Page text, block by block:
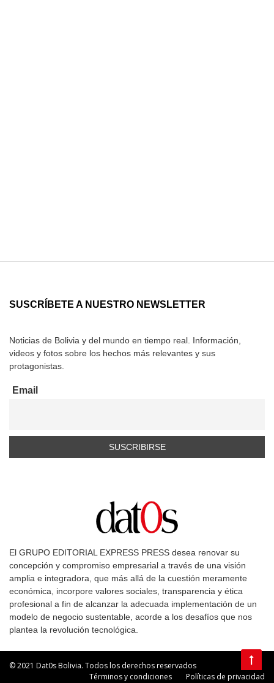
SUSCRÍBETE A NUESTRO NEWSLETTER
Noticias de Bolivia y del mundo en tiempo real. Información,
videos y fotos sobre los hechos más relevantes y sus
protagonistas.
Email
El GRUPO EDITORIAL EXPRESS PRESS desea renovar su
concepción y compromiso empresarial a través de una visión
amplia e integradora, que más allá de la cuestión meramente
económica, incorpore valores sociales, transparencia y ética
profesional a fin de alcanzar la adecuada implementación de un
modelo de negocio sustentable, acorde a los desafíos que nos
plantea la revolución tecnológica.
© 2021 Dat0s Bolivia. Todos los derechos reservados
Términos y condiciones
Políticas de privacidad